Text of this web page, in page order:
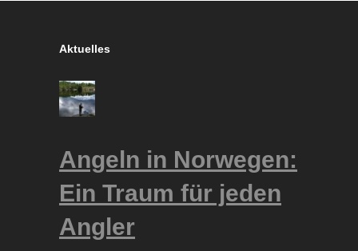
Aktuelles
Angeln in Norwegen:
Ein Traum für jeden
Angler